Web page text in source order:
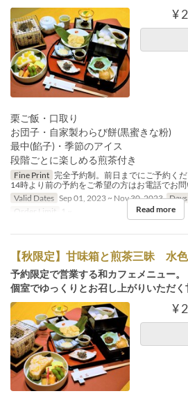
¥
栗ご飯・口取り
お団子・自家製わらび餅(黒蜜きな粉)
最中(餡子)・季節のアイス
段階ごとに楽しめる煎茶付き
Fine Print 完全予約制。前日までにご予約くだ
14時より前の予約をご希望の方はお電話でお問
Valid Dates Sep 01, 2023 ~ Nov 30, 2023 Days
Order Limit
1 ~ Read more
【秋限定】甘味箱と煎茶三昧 水
予約限定で営業する和カフェメニュー。
個室でゆっくりとお召し上がりいただ
¥